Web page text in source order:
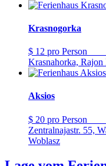
Krasnogorka
$ 12 pro Person
Krasnahorka, Rajon
Aksios
$ 20 pro Person
Zentralnajastr. 55,
Woblasz